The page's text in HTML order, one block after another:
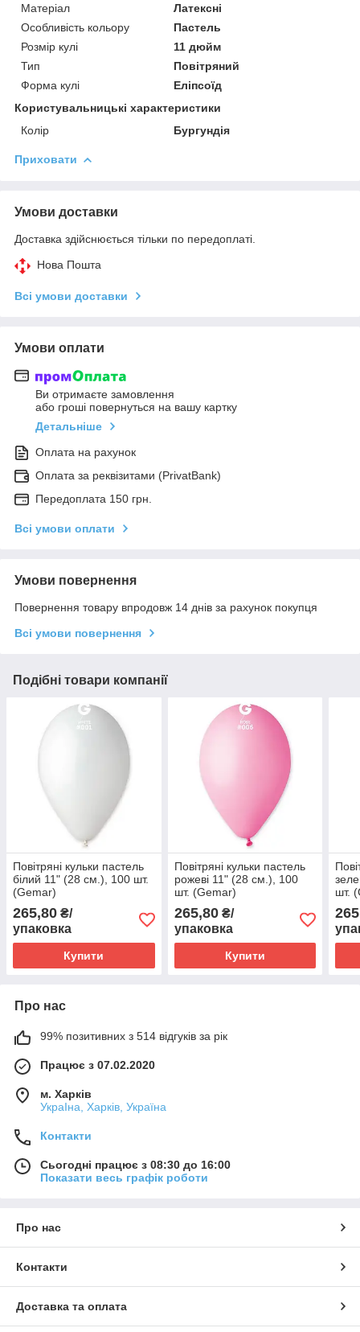
Матеріал
Латексні
Особливість кольору
Пастель
Розмір кулі
11 дюйм
Тип
Повітряний
Форма кулі
Еліпсоїд
Користувальницькі характеристики
Колір
Бургундія
Приховати
Умови доставки
Доставка здійснюється тільки по передоплаті.
Нова Пошта
Всі умови доставки
Умови оплати
Ви отримаєте замовлення
або гроші повернуться на вашу картку
Детальніше
Оплата на рахунок
Оплата за реквізитами (PrivatBank)
Передоплата 150 грн.
Всі умови оплати
Умови повернення
Повернення товару впродовж 14 днів за рахунок покупця
Всі умови повернення
Подібні товари компанії
Повітряні кульки пастель
білий 11" (28 см.), 100 шт.
(Gemar)
265,80 ₴/
упаковка
Купити
Повітряні кульки пастель
рожеві 11" (28 см.), 100
шт. (Gemar)
265,80₴/
упаковка
Купити
шт.
Про нас
99% позитивних з 514 відгуків за рік
Працює з 07.02.2020
м. Харків
УкраІна, Харків, Україна
Контакти
Сьогодні працює з 08:30 до 16:00
Показати весь графік роботи
Про нас
Контакти
Доставка та оплата